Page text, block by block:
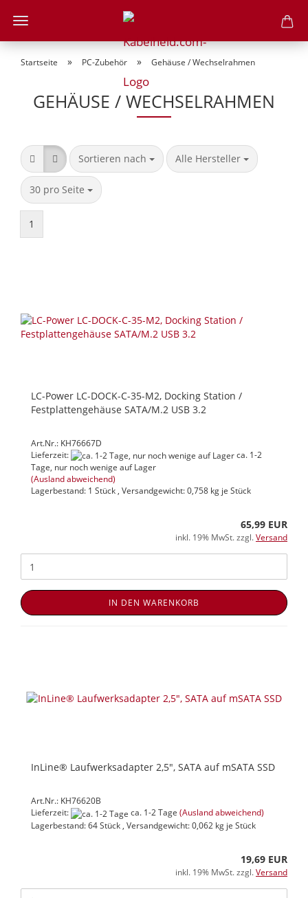
Startseite » PC-Zubehör » Gehäuse / Wechselrahmen
GEHÄUSE / WECHSELRAHMEN
Sortieren nach
Sortieren nach Alle Hersteller
pro Seite
30 pro Seite
pro Seite
1
LC-Power LC-DOCK-C-35-M2, Docking Station /
Festplattengehäuse SATA/M.2 USB 3.2
Art.Nr.: KH76667D
Lieferzeit:
ca. 1-2
Tage, nur noch wenige auf Lager
(Ausland abweichend)
Lagerbestand: 1 Stück , Versandgewicht:0,758 kg je Stück
65,99 EUR
inkl. 19% MwSt. zzgl.Versand
IN DEN WARENKORB
InLine® Laufwerksadapter 2,5", SATA auf mSATA SSD
Art.Nr.: KH76620B
Lieferzeit:
ca. 1-2 Tage (Ausland abweichend)
Lagerbestand: 64 Stück , Versandgewicht:0,062 kg je Stück
19,69 EUR
inkl. 19% MwSt. zzgl.Versand